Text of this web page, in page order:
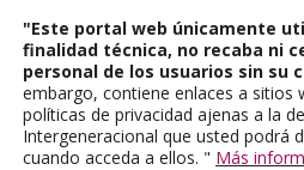
"Este portal web únicamente
finalidad técnica, no recaba ni
personal de los usuarios sin su
embargo, contiene enlaces a sitios
políticas de privacidad ajenas a la
Intergeneracional que usted podrá
cuando acceda a ellos. " Más